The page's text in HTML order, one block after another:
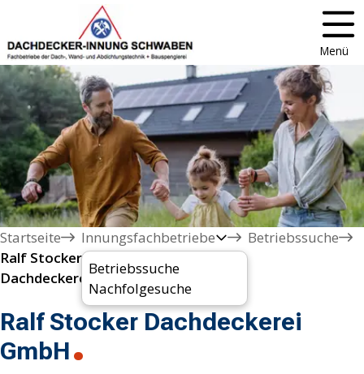
Menü
Startseite
Innungsfachbetriebe
Betriebssuche
Nachfolgesuche
Betriebssuche
Ralf Stocker
Dachdeckerei GmbH
Ralf Stocker Dachdeckerei
GmbH